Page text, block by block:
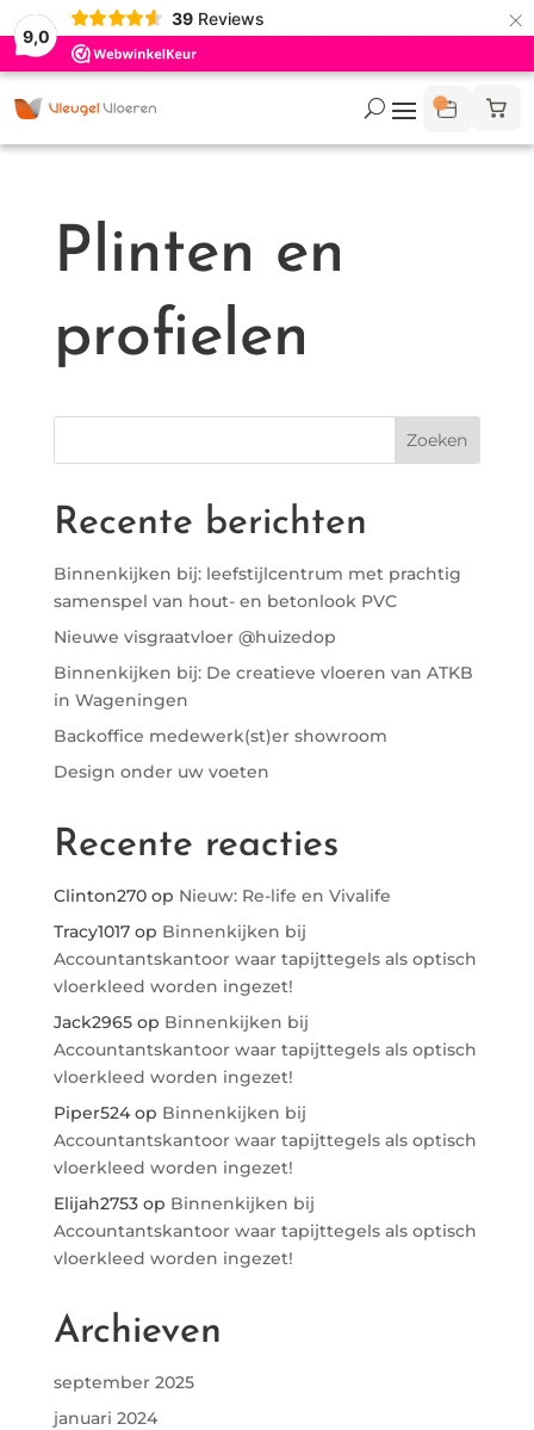
9,0
39 Reviews ×
Plinten en
profielen
Recente berichten
Binnenkijken bij: leefstijlcentrum met prachtig
samenspel van hout- en betonlook PVC
Nieuwe visgraatvloer @huizedop
Binnenkijken bij: De creatieve vloeren van ATKB
in Wageningen
Backoffice medewerk(st)er showroom
Design onder uw voeten
Recente reacties
Clinton270op Nieuw: Re-life en Vivalife
Tracy1017op Binnenkijken bij
Accountantskantoor waar tapijttegels als optisch
vloerkleed worden ingezet!
Jack2965op Binnenkijken bij
Accountantskantoor waar tapijttegels als optisch
vloerkleed worden ingezet!
Piper524op Binnenkijken bij
Accountantskantoor waar tapijttegels als optisch
vloerkleed worden ingezet!
Elijah2753op Binnenkijken bij
Accountantskantoor waar tapijttegels als optisch
vloerkleed worden ingezet!
Archieven
september 2025
januari 2024